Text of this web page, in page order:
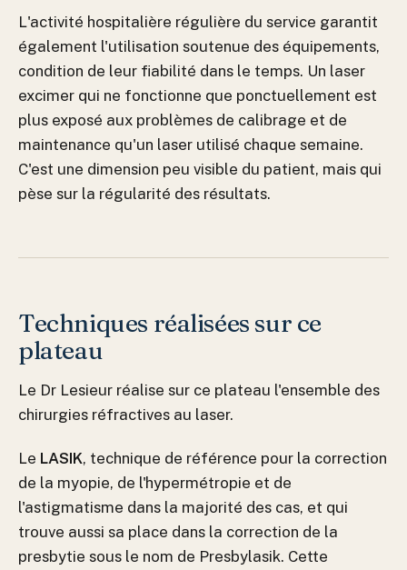
L'activité hospitalière régulière du service garantit
également l'utilisation soutenue des équipements,
condition de leur fiabilité dans le temps. Un laser
excimer qui ne fonctionne que ponctuellement est
plus exposé aux problèmes de calibrage et de
maintenance qu'un laser utilisé chaque semaine.
C'est une dimension peu visible du patient, mais qui
pèse sur la régularité des résultats.
Techniques réalisées sur ce
plateau
Le Dr Lesieur réalise sur ce plateau l'ensemble des
chirurgies réfractives au laser.
Le LASIK, technique de référence pour la correction
de la myopie, de l'hypermétropie et de
l'astigmatisme dans la majorité des cas, et qui
trouve aussi sa place dans la correction de la
presbytie sous le nom de Presbylasik. Cette